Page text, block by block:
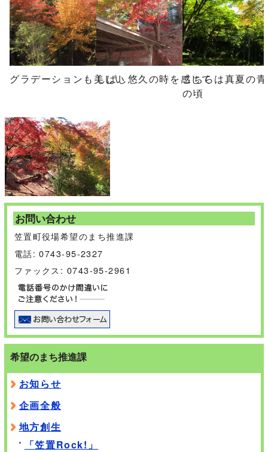
グラデーションも美しいしばし悠久の時を感じてこちらは真夏の
の頃
お問い合わせ
笠置町役場希望のまち推進課
電話: 0743-95-2327
ファックス: 0743-95-2961
希望のまち推進課
お知らせ
企画全般
地方創生
「笠置Rock!」